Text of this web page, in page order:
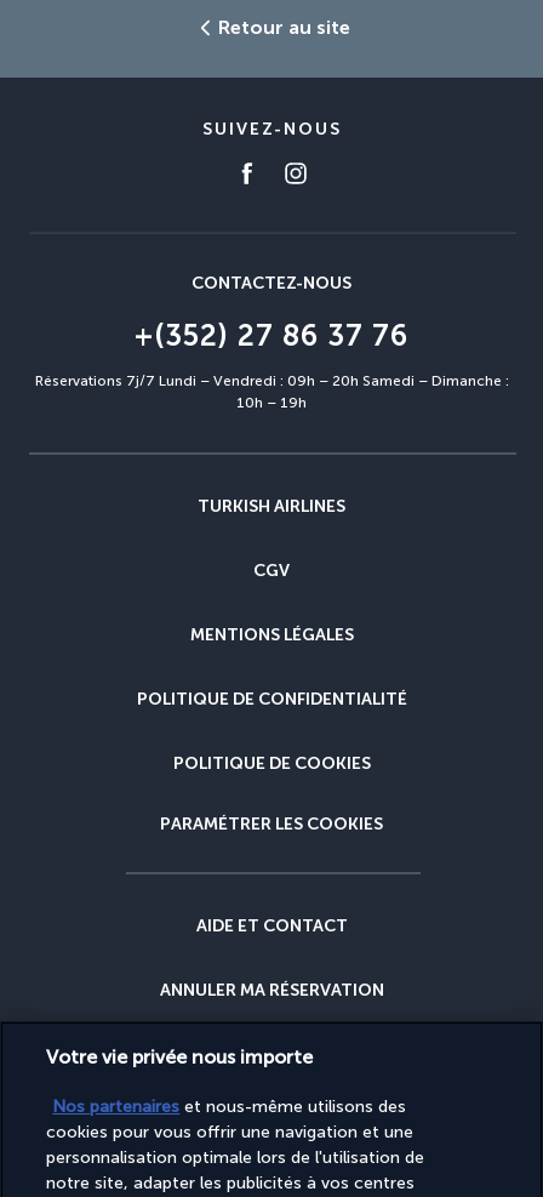
Retour au site
SUIVEZ-NOUS
CONTACTEZ-NOUS
+(352) 27 86 37 76
Réservations 7j/7 Lundi – Vendredi : 09h – 20h Samedi – Dimanche :
10h – 19h
TURKISH AIRLINES
CGV
MENTIONS LÉGALES
POLITIQUE DE CONFIDENTIALITÉ
POLITIQUE DE COOKIES
PARAMÉTRER LES COOKIES
AIDE ET CONTACT
ANNULER MA RÉSERVATION
GARANTIE DU MEILLEUR PRIX
GARANTIE ANNULATION
POURQUOI RÉSERVER AVEC NOUS ?
Votre vie privée nous importe
Nos partenaires et nous-même utilisons des
cookies pour vous offrir une navigation et une
personnalisation optimale lors de l'utilisation de
notre site, adapter les publicités à vos centres